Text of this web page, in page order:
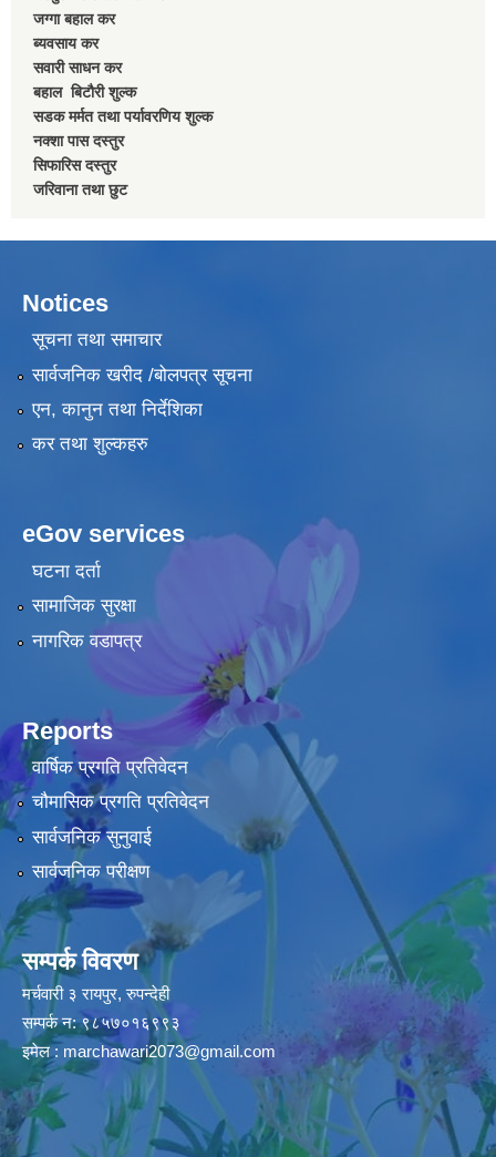
जग्गा बहाल कर
ब्यवसाय कर
सवारी साधन कर
बहाल बिटाैरी शुल्क
सडक मर्मत तथा पर्यावरणिय शुल्क
नक्शा पास दस्तुर
सिफारिस दस्तुर
जरिवाना तथा छुट
Notices
सूचना तथा समाचार
सार्वजनिक खरीद /बोलपत्र सूचना
एन, कानुन तथा निर्देशिका
कर तथा शुल्कहरु
eGov services
घटना दर्ता
सामाजिक सुरक्षा
नागरिक वडापत्र
Reports
वार्षिक प्रगति प्रतिवेदन
चौमासिक प्रगति प्रतिवेदन
सार्वजनिक सुनुवाई
सार्वजनिक परीक्षण
सम्पर्क विवरण
मर्चवारी ३ रायपुर, रुपन्देही
सम्पर्क न: ९८५७०१६९९३
इमेल : marchawari2073@gmail.com